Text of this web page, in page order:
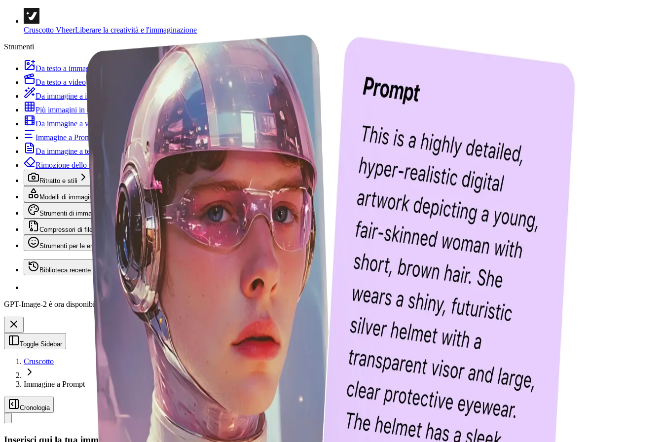
Cruscotto VheerLiberare la creatività e l'immaginazione
Strumenti
Da testo a immagine
Da testo a video
Da immagine a immagine
Più immagini in un'immagine
Da immagine a video
Immagine a Prompt
Da immagine a testo
Rimozione dello sfondo
Ritratto e stili
Modelli di immagine
Strumenti di immagine
Compressori di file
Strumenti per le emoji
Biblioteca recente
GPT-Image-2 è ora disponibile su Vheer. Inizia gratis ora.
Toggle Sidebar
Cruscotto
Immagine a Prompt
Cronologia
Inserisci qui la tua immagine o clicca per sfogliare